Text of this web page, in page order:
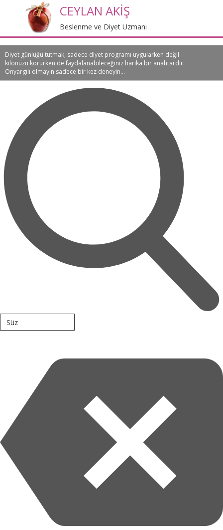
CEYLAN AKİŞ
Beslenme ve Diyet Uzmanı
Diyet günlüğü tutmak, sadece diyet programı uygularken değil
kilonuzu korurken de faydalanabileceğiniz harika bir anahtardır.
Önyargılı olmayın sadece bir kez deneyin...